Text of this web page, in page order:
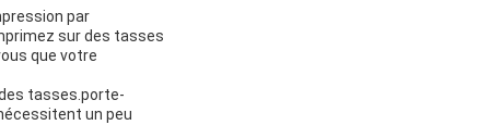
par
sur des tasses
que votre
tasses.porte-
un peu